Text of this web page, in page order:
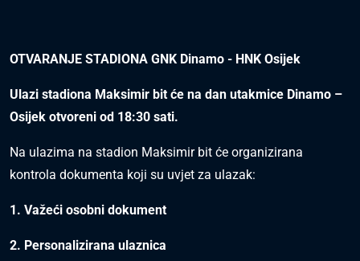
OTVARANJE STADIONA GNK Dinamo - HNK Osijek
Ulazi stadiona Maksimir bit će na dan utakmice Dinamo –
Osijek otvoreni od 18:30 sati.
Na ulazima na stadion Maksimir bit će organizirana
kontrola dokumenta koji su uvjet za ulazak:
1. Važeći osobni dokument
2. Personalizirana ulaznica